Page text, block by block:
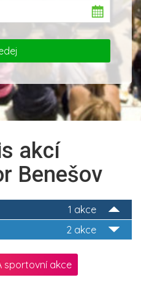
akcí
Benešov
1 akce
2 akce
sportovní akce